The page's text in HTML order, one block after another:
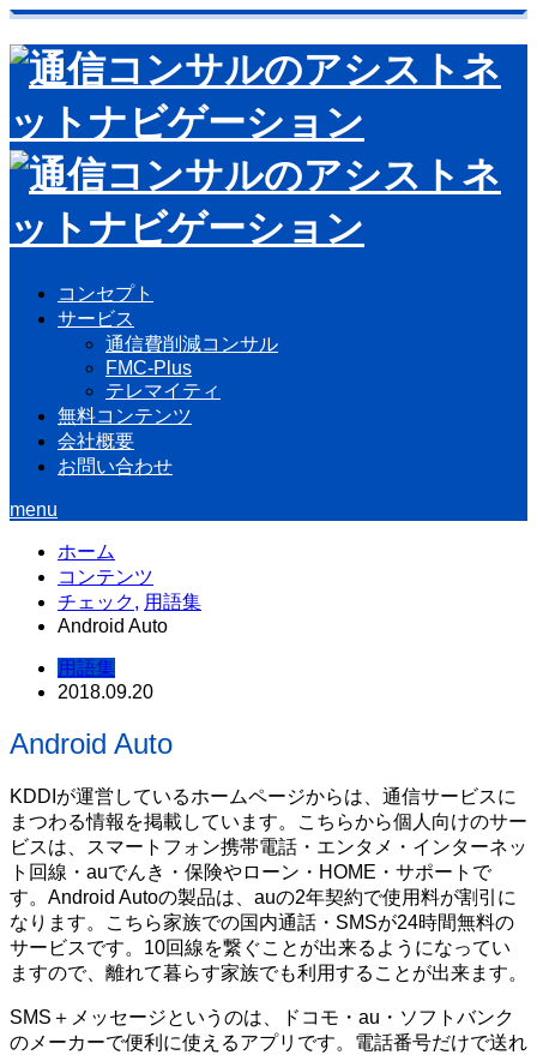
コンセプト
サービス
通信費削減コンサル
FMC-Plus
テレマイティ
無料コンテンツ
会社概要
お問い合わせ
menu
ホーム
コンテンツ
チェック, 用語集
Android Auto
用語集
2018.09.20
Android Auto
KDDIが運営しているホームページからは、通信サービスに
まつわる情報を掲載しています。こちらから個人向けのサー
ビスは、スマートフォン携帯電話・エンタメ・インターネッ
ト回線・auでんき・保険やローン・HOME・サポートで
す。Android Autoの製品は、auの2年契約で使用料が割引に
なります。こちら家族での国内通話・SMSが24時間無料の
サービスです。10回線を繋ぐことが出来るようになってい
ますので、離れて暮らす家族でも利用することが出来ます。
SMS＋メッセージというのは、ドコモ・au・ソフトバンク
のメーカーで便利に使えるアプリです。電話番号だけで送れ